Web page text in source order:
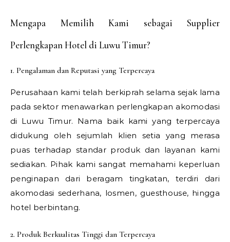
Mengapa Memilih Kami sebagai Supplier
Perlengkapan Hotel di Luwu Timur?
1. Pengalaman dan Reputasi yang Terpercaya
Perusahaan kami telah berkiprah selama sejak lama
pada sektor menawarkan perlengkapan akomodasi
di Luwu Timur. Nama baik kami yang terpercaya
didukung oleh sejumlah klien setia yang merasa
puas terhadap standar produk dan layanan kami
sediakan. Pihak kami sangat memahami keperluan
penginapan dari beragam tingkatan, terdiri dari
akomodasi sederhana, losmen, guesthouse, hingga
hotel berbintang.
2. Produk Berkualitas Tinggi dan Terpercaya